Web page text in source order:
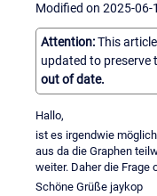
Modified on 2025-06-
Attention:This
updated to preserve
out of date.
Hallo,
ist es irgendwie
aus da die Graphen
weiter. Daher die Frage
Schöne Grüße jaykop